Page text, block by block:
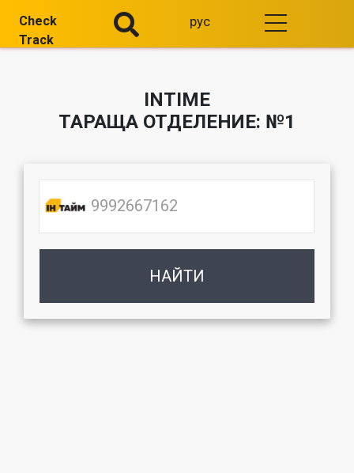
Check
Track
рус
INTIME
ТАРАЩА ОТДЕЛЕНИЕ: №1
НАЙТИ